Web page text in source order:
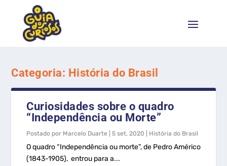
Categoria: História do Brasil
Curiosidades sobre o quadro
“Independência ou Morte”
Postado por Marcelo Duarte |5 set, 2020 História do Brasil
O quadro “Independência ou morte”, de Pedro Américo
(1843-1905), entrou para a...